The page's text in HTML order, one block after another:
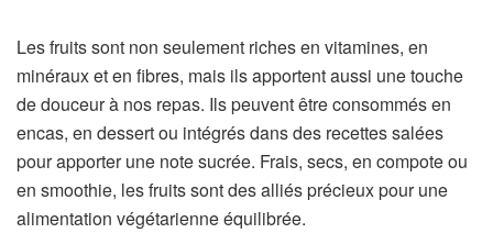
Les fruits sont non seulement riches en vitamines, en
minéraux et en fibres, mais ils apportent aussi une touche
de douceur à nos repas. Ils peuvent être consommés en
encas, en dessert ou intégrés dans des recettes salées
pour apporter une note sucrée. Frais, secs, en compote ou
en smoothie, les fruits sont des alliés précieux pour une
alimentation végétarienne équilibrée.